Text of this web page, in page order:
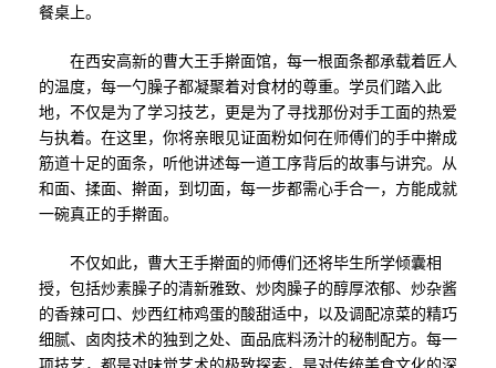
餐桌上。
在西安高新的曹大王手擀面馆，每一根面条都承载着匠人
的温度，每一勺臊子都凝聚着对食材的尊重。学员们踏入此
地，不仅是为了学习技艺，更是为了寻找那份对手工面的热爱
与执着。在这里，你将亲眼见证面粉如何在师傅们的手中擀成
筋道十足的面条，听他讲述每一道工序背后的故事与讲究。从
和面、揉面、擀面，到切面，每一步都需心手合一，方能成就
一碗真正的手擀面。
不仅如此，曹大王手擀面的师傅们还将毕生所学倾囊相
授，包括炒素臊子的清新雅致、炒肉臊子的醇厚浓郁、炒杂酱
的香辣可口、炒西红柿鸡蛋的酸甜适中，以及调配凉菜的精巧
细腻、卤肉技术的独到之处、面品底料汤汁的秘制配方。每一